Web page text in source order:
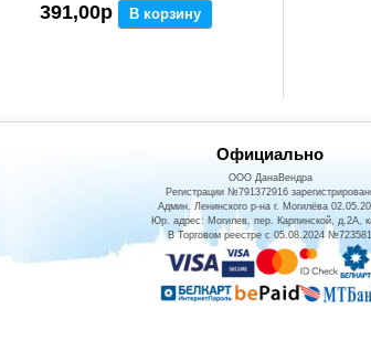
391,00р В корзину
Официально
ООО ДанаВендра
Регистрации №791372916
Админ. Ленинского р-на г. Могилёва
Юр. адрес: Могилев, пер. Карпинской, д.2А,
В Торговом реестре с 05.08.2024 №723581